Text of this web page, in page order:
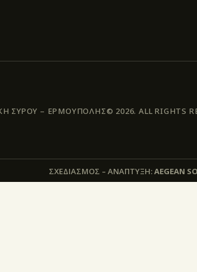
– ΕΡΜΟΥΠΟΛΗΣ© 2026. ALL RIGHTS
ΣΧΕΔΙΑΣΜΟΣ – ΑΝΑΠΤΥΞΗ:AEGEAN